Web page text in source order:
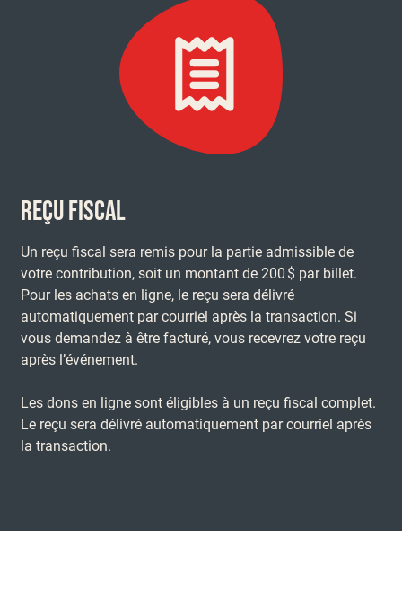
Reçu fiscal
Un reçu fiscal sera remis pour la partie admissible de
votre contribution, soit un montant de 200 $ par billet.
Pour les achats en ligne, le reçu sera délivré
automatiquement par courriel après la transaction. Si
vous demandez à être facturé, vous recevrez votre reçu
après l’événement.
Les dons en ligne sont éligibles à un reçu fiscal complet.
Le reçu sera délivré automatiquement par courriel après
la transaction.